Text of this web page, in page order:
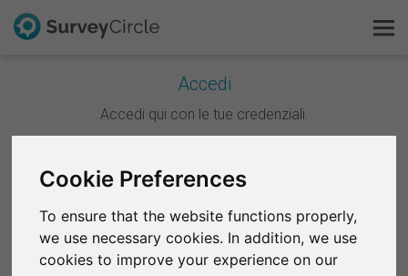
Cookie Preferences
To ensure that the website functions properly,
we use necessary cookies. In addition, we use
cookies to improve your experience on our
Accedi
Accedi qui con le tue credenziali.
Continua con Google
Continua con Facebook
Questo è SurveyCircle
FAQ